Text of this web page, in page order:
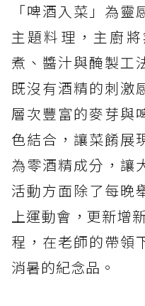
「啤酒入菜」為靈
主題料理，主廚
煮、醬汁與醃製工
既沒有酒精的刺激
層次豐富的麥芽與
色結合，讓菜餚展
為零酒精成分，讓
活動方面除了每晚
上運動會，更新增
程，在老師的帶領
消暑的紀念品。